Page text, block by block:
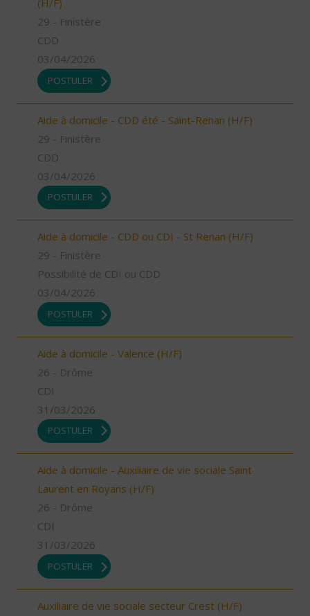
(H/F)
29 - Finistère
CDD
03/04/2026
POSTULER
Aide à domicile - CDD été - Saint-Renan (H/F)
29 - Finistère
CDD
03/04/2026
POSTULER
Aide à domicile - CDD ou CDI - St Renan (H/F)
29 - Finistère
Possibilité de CDI ou CDD
03/04/2026
POSTULER
Aide à domicile - Valence (H/F)
26 - Drôme
CDI
31/03/2026
POSTULER
Aide à domicile - Auxiliaire de vie sociale Saint
Laurent en Royans (H/F)
26 - Drôme
CDI
31/03/2026
POSTULER
Auxiliaire de vie sociale secteur Crest (H/F)